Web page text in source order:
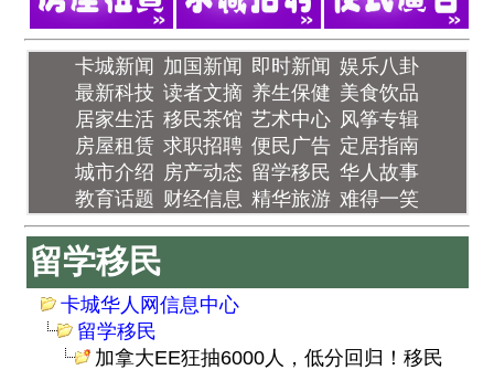
卡城新闻 加国新闻 即时新闻 娱乐八卦
最新科技 读者文摘 养生保健 美食饮品
居家生活 移民茶馆 艺术中心 风筝专辑
房屋租赁 求职招聘 便民广告 定居指南
城市介绍 房产动态 留学移民 华人故事
教育话题 财经信息 精华旅游 难得一笑
留学移民
卡城华人网信息中心
留学移民
加拿大EE狂抽6000人，低分回归！移民